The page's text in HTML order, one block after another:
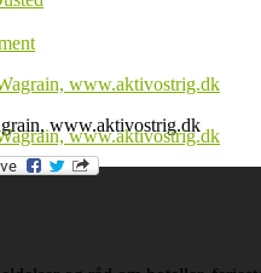
www.aktivostrig.dk